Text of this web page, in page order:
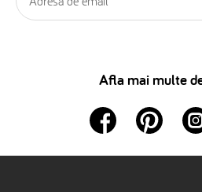
Afla mai multe